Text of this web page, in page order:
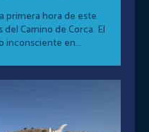
primera hora de este
Camino de Corca. El
en...